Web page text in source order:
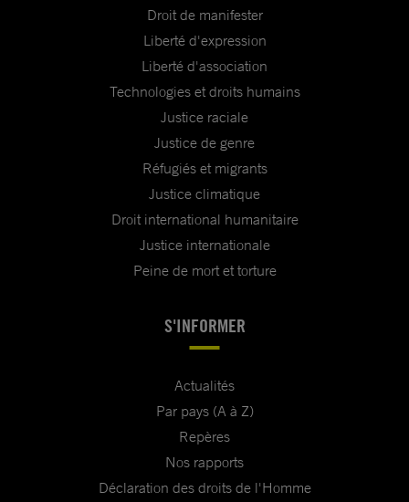
Droit de manifester
Liberté d'expression
Liberté d'association
Technologies et droits humains
Justice raciale
Justice de genre
Réfugiés et migrants
Justice climatique
Droit international humanitaire
Justice internationale
Peine de mort et torture
S'INFORMER
Actualités
Par pays (A à Z)
Repères
Nos rapports
Déclaration des droits de l'Homme